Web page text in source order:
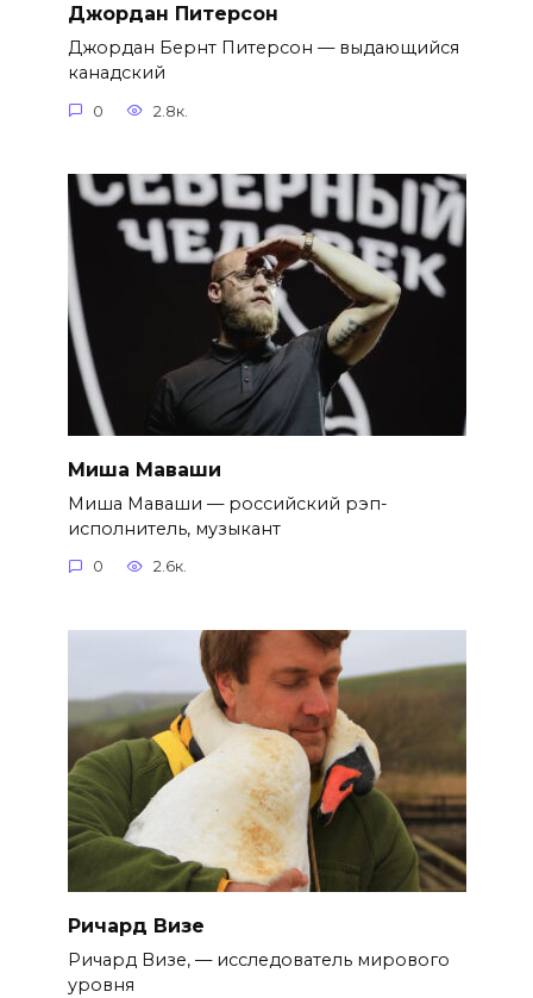
Джордан Питерсон
Джордан Бернт Питерсон — выдающийся
канадский
0 2.8к.
Миша Маваши
Миша Маваши — российский рэп-
исполнитель, музыкант
0 2.6к.
Ричард Визе
Ричард Визе, — исследователь мирового
уровня